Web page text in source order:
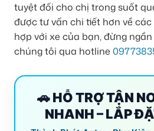
tuyệt đối cho chị trong suốt
được tư vấn chi tiết hơn về
hợp với xe của bạn, đừng
chúng tôi qua hotline
🚗 HỖ TRỢ TẬN
NHANH – LẮP